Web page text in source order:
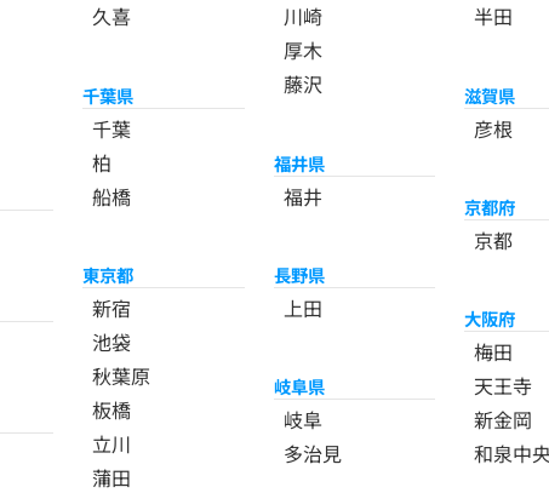
久喜
千葉県
千葉
柏
船橋
東京都
新宿
池袋
秋葉原
板橋
立川
蒲田
川崎
厚木
藤沢
福井県
福井
長野県
上田
岐阜県
岐阜
多治見
半田
滋賀県
彦根
京都府
京都
大阪府
梅田
天王寺
新金岡
和泉中